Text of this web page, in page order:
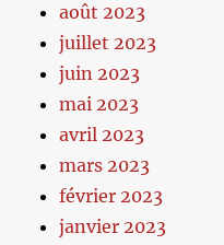
août 2023
juillet 2023
juin 2023
mai 2023
avril 2023
mars 2023
février 2023
janvier 2023